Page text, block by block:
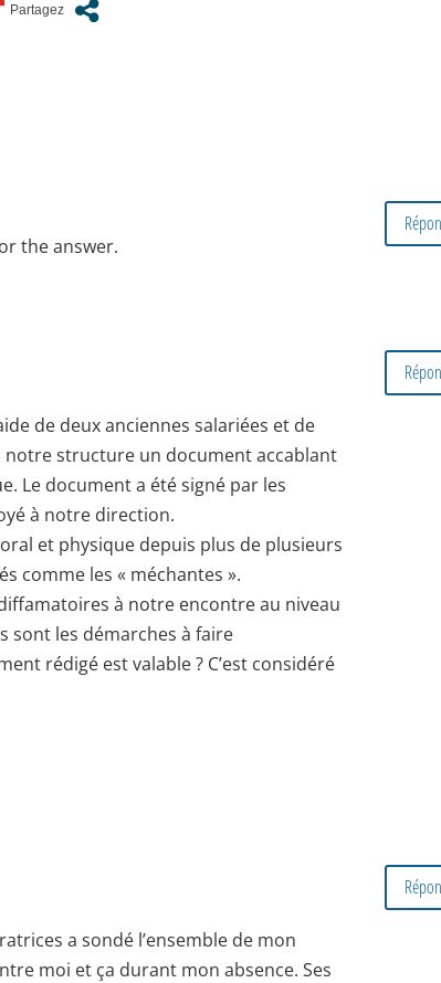
the answer.
de deux anciennes salariées et de
notre structure un document accablant
Le document a été signé par les
à notre direction.
et physique depuis plus de plusieurs
comme les « méchantes ».
à notre encontre au niveau
sont les démarches à faire
rédigé est valable ? C’est considéré
a sondé l’ensemble de mon
moi et ça durant mon absence. Ses